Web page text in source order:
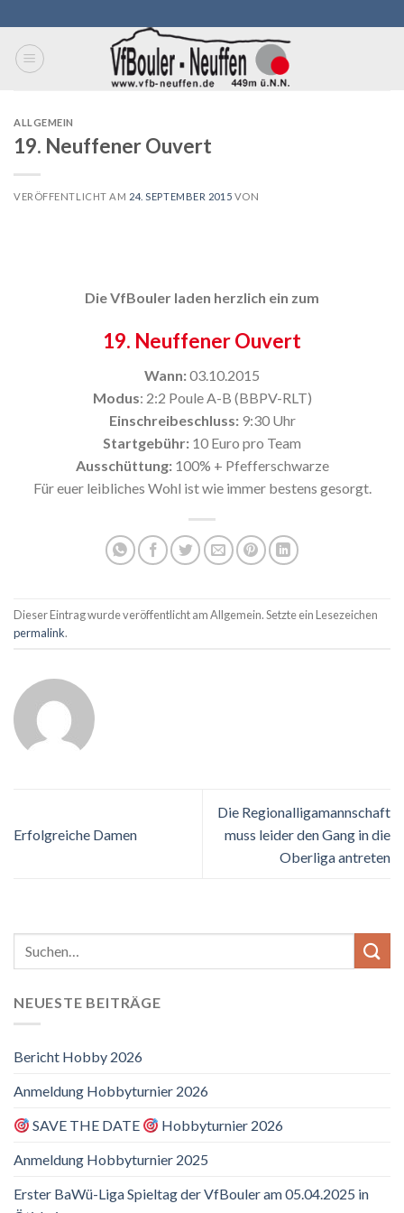
to
content
ALLGEMEIN
19. Neuffener Ouvert
VERÖFFENTLICHT AM 24. SEPTEMBER 2015 VON
Die VfBouler laden herzlich ein zum
19. Neuffener Ouvert
Wann:03.10.2015
Modus: 2:2 Poule A-B (BBPV-RLT)
Einschreibeschluss:9:30 Uhr
Startgebühr: 10 Euro pro Team
Ausschüttung:100% + Pfefferschwarze
Für euer leibliches Wohl ist wie immer bestens gesorgt.
Dieser Eintrag wurde veröffentlicht am Allgemein. Setzte ein Lesezeichen
permalink.
Erfolgreiche Damen
Die Regionalligamannschaft
muss leider den Gang in die
Oberliga antreten
NEUESTE BEITRÄGE
Bericht Hobby 2026
Anmeldung Hobbyturnier 2026
SAVE THE DATE
Hobbyturnier 2026
Anmeldung Hobbyturnier 2025
Erster BaWü-Liga Spieltag der VfBouler am 05.04.2025 in